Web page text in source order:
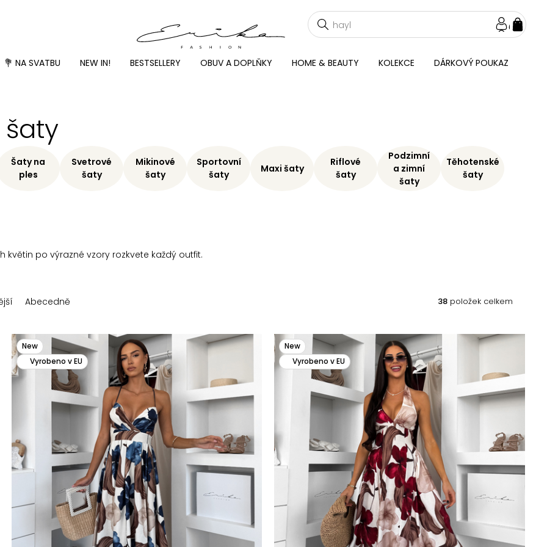
💐 NA SVATBU NEW IN! BESTSELLERY OBUV A DOPLŇKY HOME & BEAUTY KOLEKCE DÁRKOVÝ POUKAZ
květin po výrazné vzory rozkvete každý outfit.
Šaty na
ples
Svetrové
šaty
Mikinové
šaty
Sportovní
šaty
Maxi šaty
Riflové
šaty
Podzimní
a zimní
šaty
Těhotenské
šaty
Abecedně 38 položek celkem
New
Vyrobeno v EU
New
Vyrobeno v EU